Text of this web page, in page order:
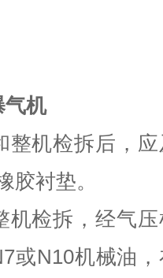
气机
整机检拆后 ，
胶衬垫。
机检拆 ，经气
或N10机械油 ，